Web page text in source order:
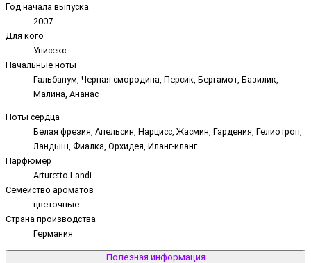
Год начала выпуска
2007
Для кого
Унисекс
Начальные ноты
Гальбанум, Черная смородина, Персик, Бергамот, Базилик,
Малина, Ананас
Ноты сердца
Белая фрезия, Апельсин, Нарцисс, Жасмин, Гардения, Гелиотроп,
Ландыш, Фиалка, Орхидея, Иланг-иланг
Парфюмер
Arturetto Landi
Семейство ароматов
цветочные
Страна производства
Германия
Полезная информация